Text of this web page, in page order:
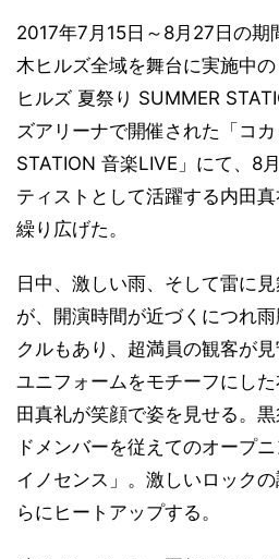
2017年7月15日～8月27日の期
木ヒルズ全域を舞台に実施中
ヒルズ 夏祭り SUMMER
ズアリーナで開催された「コ
STATION 音楽LIVE」にて、8
ティストとして活躍する内田
繰り広げた。
日中、激しい雨、そして雷に
が、開演時間が近づくにつれ
クルもあり、超満員の観客が
ユニフォームをモチーフにし
田真礼が笑顔で姿を見せる。
ドメンバーを従えてのオープ
イノセンス」。激しいロック
らにヒートアップする。